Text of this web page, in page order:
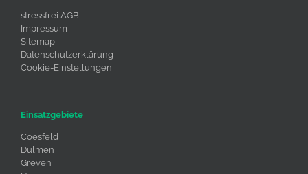
stressfrei AGB
Impressum
Sitemap
Datenschutzerklärung
Cookie-Einstellungen
Einsatzgebiete
Coesfeld
Dülmen
Greven